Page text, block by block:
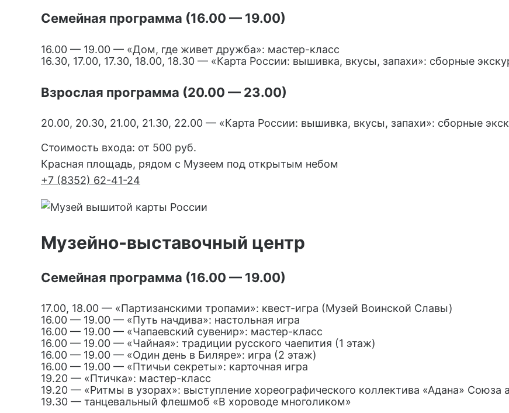
Семейная программа (16.00 — 19.00)
16.00 — 19.00 — «Дом, где живет дружба»: мастер-класс
16.30, 17.00, 17.30, 18.00, 18.30 — «Карта России: вышивка, вкусы, запахи»: сборные
Взрослая программа (20.00 — 23.00)
20.00, 20.30, 21.00, 21.30, 22.00 — «Карта России: вышивка, вкусы, запахи»: сборные
Стоимость входа: от 500 руб.
Красная площадь, рядом с Музеем под открытым небом
+7 (8352) 62-41-24
Музейно-выставочный центр
Семейная программа (16.00 — 19.00)
17.00, 18.00 — «Партизанскими тропами»: квест-игра (Музей Воинской Славы)
16.00 — 19.00 — «Путь начдива»: настольная игра
16.00 — 19.00 — «Чапаевский сувенир»: мастер-класс
16.00 — 19.00 — «Чайная»: традиции русского чаепития (1 этаж)
16.00 — 19.00 — «Один день в Биляре»: игра (2 этаж)
16.00 — 19.00 — «Птичьи секреты»: карточная игра
19.20 — «Птичка»: мастер-класс
19.20 — «Ритмы в узорах»: выступление хореографического коллектива «Адана»
19.30 — танцевальный флешмоб «В хороводе многоликом»